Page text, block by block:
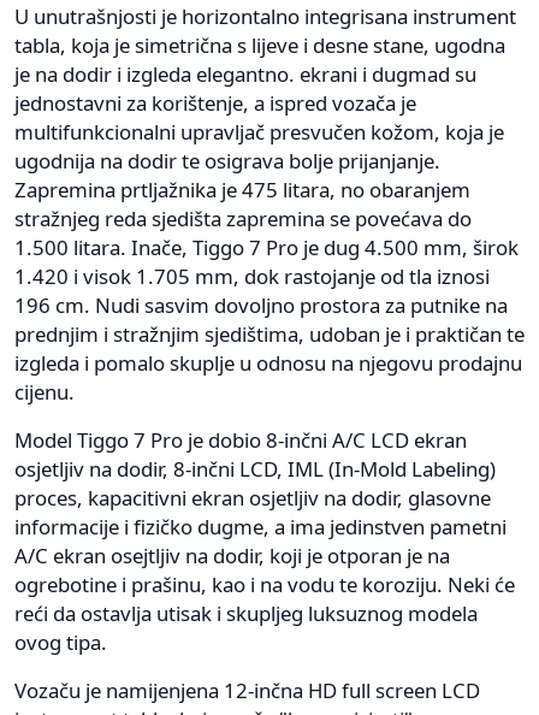
U unutrašnjosti je horizontalno integrisana instrument
tabla, koja je simetrična s lijeve i desne stane, ugodna
je na dodir i izgleda elegantno. ekrani i dugmad su
jednostavni za korištenje, a ispred vozača je
multifunkcionalni upravljač presvučen kožom, koja je
ugodnija na dodir te osigrava bolje prijanjanje.
Zapremina prtljažnika je 475 litara, no obaranjem
stražnjeg reda sjedišta zapremina se povećava do
1.500 litara. Inače, Tiggo 7 Pro je dug 4.500 mm, širok
1.420 i visok 1.705 mm, dok rastojanje od tla iznosi
196 cm. Nudi sasvim dovoljno prostora za putnike na
prednjim i stražnjim sjedištima, udoban je i praktičan te
izgleda i pomalo skuplje u odnosu na njegovu prodajnu
cijenu.
Model Tiggo 7 Pro je dobio 8-inčni A/C LCD ekran
osjetljiv na dodir, 8-inčni LCD, IML (In-Mold Labeling)
proces, kapacitivni ekran osjetljiv na dodir, glasovne
informacije i fizičko dugme, a ima jedinstven pametni
A/C ekran osejtljiv na dodir, koji je otporan je na
ogrebotine i prašinu, kao i na vodu te koroziju. Neki će
reći da ostavlja utisak i skupljeg luksuznog modela
ovog tipa.
Vozaču je namijenjena 12-inčna HD full screen LCD